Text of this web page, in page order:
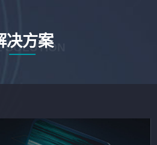
决方案
SOLUTION